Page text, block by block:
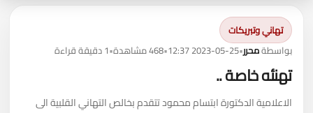
تهاني وتبريكات
بواسطةمحرر•
2023-05-25 12:37
•468 مشاهدة •1 دقيقة قراءة
تهنئه خاصة ..
الاعلامية الدكتورة ابتسام محمود تتقدم بخالص التهاني القلبية الى